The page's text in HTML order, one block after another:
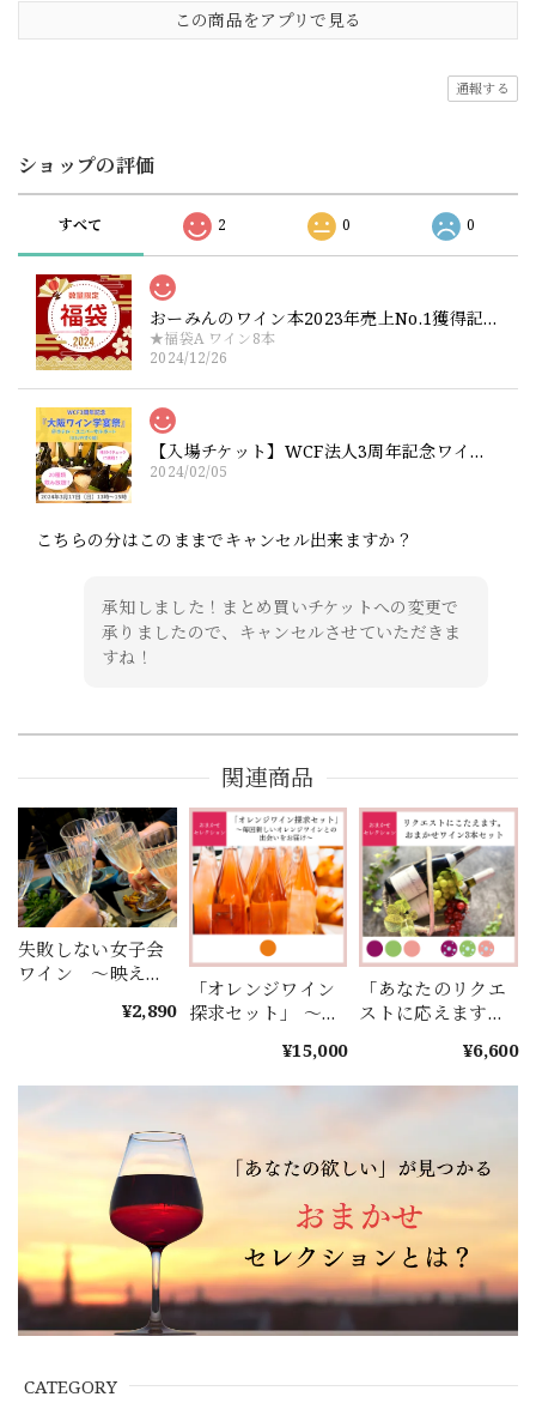
CATEGORY
この商品をアプリで見る
通報する
ショップの評価
すべて 2 0 0
おーみんのワイン本2023年売上No.1獲得記念！大盤振る舞いワイン福袋【ワイン6本+サイン本1冊】or【ワインのみ8本】
★福袋A ワイン8本
2024/12/26
【入場チケット】WCF法人3周年記念ワイン祭り『大阪ワイン学宴祭』2024年3月17日（土）13時〜15時
2024/02/05
こちらの分はこのままでキャンセル出来ますか？
承知しました！まとめ買いチケットへの変更で
承りましたので、キャンセルさせていただきま
すね！
関連商品
失敗しない女子会
ワイン ～映える
ークリング～¥2,890
「オレンジワイン
探求セット」 ～毎
ワインとの出会い
をお届け～
¥15,000
「あなたのリクエ
ストに応えます」
レクト！★カード
払いのみ★～
¥6,600